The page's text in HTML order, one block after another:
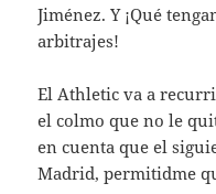
Jiménez. Y ¡Qué
arbitrajes!
El Athletic va a
el colmo que no le
en cuenta que el
Madrid, permitidme